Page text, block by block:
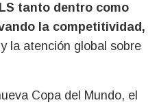
tanto dentro como
la competitividad,
la atención global sobre
Copa del Mundo, el